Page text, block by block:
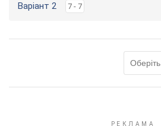
Варіант 2 7 - 7